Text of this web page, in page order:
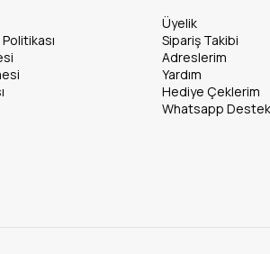
Üyelik
Sipariş Takibi
Adreslerim
Yardım
Hediye Çeklerim
Whatsapp Destek